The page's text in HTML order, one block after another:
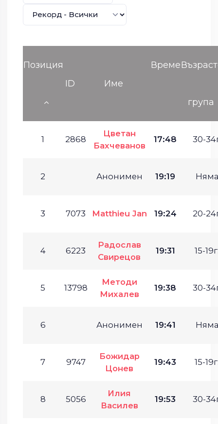
Позиция
ID
Име
Време
група
1 2868
Цветан
Бахчеванов
17:48 30-
2 Анонимен 19:19 Няма
3 7073 Matthieu Jan 19:24 20-
4 6223
Радослав
Свирецов
19:31 15-
5 13798
Методи
Михалев
19:38 30-
6 Анонимен 19:41 Няма
7 9747
Божидар
Цонев
19:43 15-
8 5056
Илия
Василев
19:53 30-